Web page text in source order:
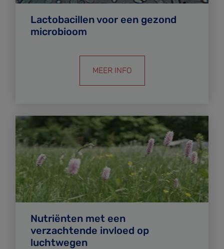
Lactobacillen voor een gezond
microbioom
MEER INFO
Nutriënten met een
verzachtende invloed op
luchtwegen